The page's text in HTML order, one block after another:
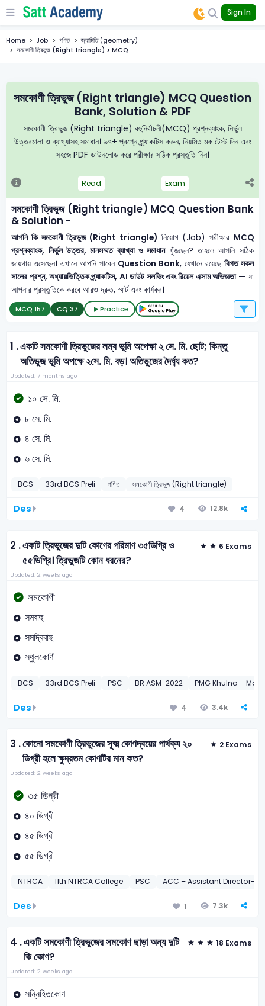
Sign In
Home Job গণিত
জ্যামিতি (geometry)
সমকোণী ত্রিভুজ (Right triangle) > MCQ
সমকোণী ত্রিভুজ (Right triangle) MCQ Question
Bank, Solution & PDF
সমকোণী ত্রিভুজ (Right triangle) বহুনির্বাচনী(MCQ) প্রশ্নব্যাংক, নির্ভুল
উত্তরমালা ও ব্যাখ্যাসহ সমাধান। ৬৭+ প্রশ্নে প্র্যাকটিস করুন, নিয়মিত মক টেস্ট দিন এবং
সহজে PDF ডাউনলোড করে পরীক্ষার সঠিক প্রস্তুতি নিন।
Read Exam
সমকোণী ত্রিভুজ (Right triangle) MCQ Question Bank
& Solution -
আপনি কি সমকোণী ত্রিভুজ (Right triangle) নিয়োগ (Job) পরীক্ষার MCQ
প্রশ্নব্যাংক, নির্ভুল উত্তর, মানসম্মত ব্যাখ্যা ও সমাধানখুঁজছেন? তাহলে আপনি সঠিক
জায়গায় এসেছেন। এখানে আপনি পাবেন Question Bank, যেখানে রয়েছে বিগত সকল
সালের প্রশ্ন, অধ্যায়ভিত্তিক প্র্যাকটিস, AI ডাউট সলভিং এবং রিয়েল এক্সাম অভিজ্ঞতা— যা
আপনার প্রস্তুতিকে করবে আরও দ্রুত, স্মার্ট এবং কার্যকর।
MCQ:157 CQ:37 Practice
1 .একটি সমকোণী ত্রিভুজের লম্ব ভূমি অপেক্ষা ২ সে. মি. ছোট; কিন্তু
অতিভুজ ভূমি অপক্ষে ২সে. মি. বড়। অতিভুজের দৈর্ঘ্য কত?
Updated: 7 months ago
১০ সে. মি.
৮ সে. মি.
৪ সে. মি.
৬ সে. মি.
BCS 33rd BCS Preli গণিত সমকোণী ত্রিভুজ (Right triangle)
Des 4 12.8k
2 .একটি ত্রিভুজের দুটি কোণের পরিমাণ ৩৫ডিগ্রি ও
৫৫ডিগ্রি। ত্রিভুজটি কোন ধরনের?
6 Exams
Updated: 2 weeks ago
সমকোণী
সমবাহু
সমদ্বিবাহু
স্থুলকোণী
BCS 33rd BCS Preli PSC BR ASM-2022 PMG Khulna –
Des 4 3.4k
3 .কোনো সমকোণী ত্রিভুজের সূক্ষ্ম কোণদ্বয়ের পার্থক্য ২০
ডিগ্রী হলে ক্ষুদ্রতম কোণটির মান কত?
2 Exams
Updated: 2 weeks ago
৩৫ ডিগ্রী
৪০ ডিগ্রী
৪৫ ডিগ্রী
৫৫ ডিগ্রী
NTRCA 11th NTRCA College PSC ACC – Assistant Director-
Des 1 7.3k
4 .একটি সমকোণী ত্রিভুজের সমকোণ ছাড়া অন্য দুটি
কি কোণ?
18 Exams
Updated: 2 weeks ago
সন্নিহিতকোণ